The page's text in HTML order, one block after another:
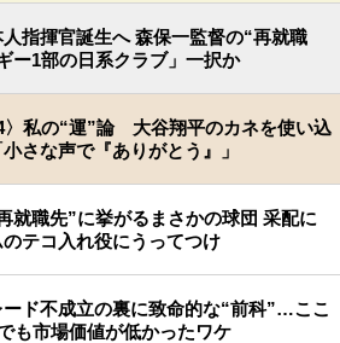
指揮官誕生へ 森保一監督の“再就職
ー1部の日系クラブ」一択か
〉私の“運”論 大谷翔平のカネを使い込
さな声で『ありがとう』」
就職先”に挙がるまさかの球団 采配に
テコ入れ役にうってつけ
ド不成立の裏に致命的な“前科”…ここ
も市場価値が低かったワケ